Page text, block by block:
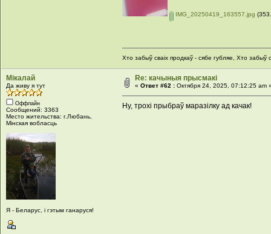
IMG_20250419_163557.jpg
Хто забыў сваіх продкаў - сябе губляе, Хто забыў
Мікалай
Да живу я тут
Оффлайн
Сообщений: 3363
Место жительства: г.Любань,
Мінская вобласць
Я - Беларус, і гэтым ганаруся!
Re: качыныя прысмакі
«Ответ #62 : Октября 24, 2025, 07:12:25 am
Ну, трохі прыбраў маразілку ад качак!